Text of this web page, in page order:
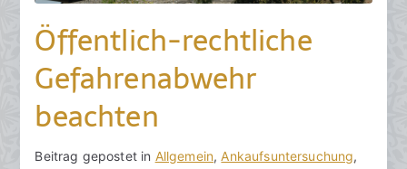
Öffentlich-rechtliche
Gefahrenabwehr
beachten
V
B
Beitrag gepostet in Allgemein, Ankaufsuntersuchung,
K